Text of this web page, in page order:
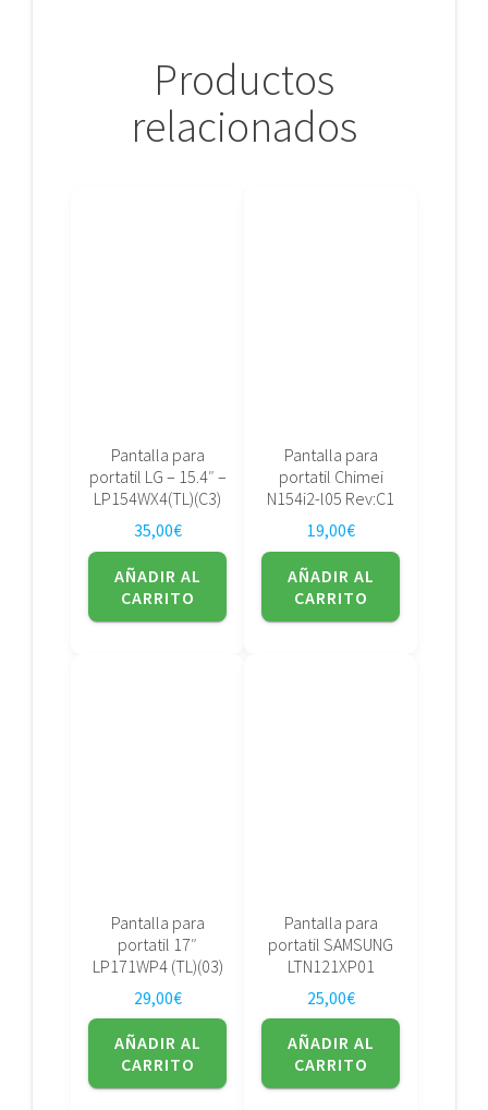
Productos
relacionados
Pantalla para
portatil LG – 15.4″ –
LP154WX4(TL)(C3)
35,00€
AÑADIR AL
CARRITO
Pantalla para
portatil Chimei
N154i2-l05 Rev:C1
19,00€
AÑADIR AL
CARRITO
Pantalla para
portatil 17″
LP171WP4 (TL)(03)
29,00€
AÑADIR AL
CARRITO
Pantalla para
portatil SAMSUNG
LTN121XP01
25,00€
AÑADIR AL
CARRITO